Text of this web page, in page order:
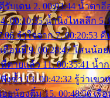
รับเดน 2. 00:03:44 น้ำตาอี
00:10:35 น้ำนิ่งไหลลึก 5.
จำใจจาก 7. 00:20:53
ดือนยี่ 9. 00:28:47 โสนน้อ
ตายแล้ว 11. 00:35:41 น้ำ
งซ้ำ 13. 00:42:32 รู้ว่าเขา
ยน้องติ๋ม 15. 00:48:56 เรื